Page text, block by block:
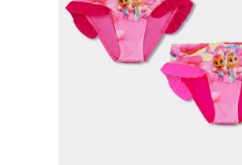
15,99€.8,00€.